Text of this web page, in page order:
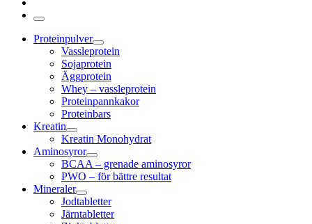
Meny
Proteinpulver
Vassleprotein
Sojaprotein
Äggprotein
Whey – vassleprotein
Proteinpannkakor
Proteinbars
Kreatin
Kreatin Monohydrat
Aminosyror
BCAA – grenade aminosyror
PWO – för bättre resultat
Mineraler
Jodtabletter
Järntabletter